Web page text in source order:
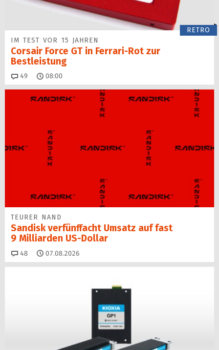
RETRO
IM TEST VOR 15 JAHREN
Corsair Force GT in Ferrari-Rot zur
Bestleistung
49 Kommentare
08:00
TEURER NAND
Sandisk verfünffacht Umsatz auf fast
9 Milliarden US-Dollar
48 Kommentare
07.08.2026